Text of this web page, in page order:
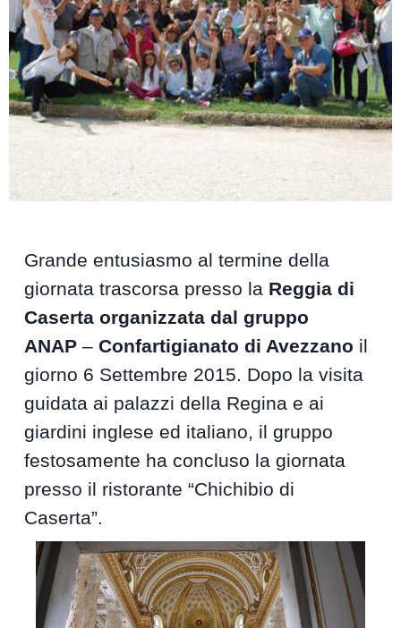
Grande entusiasmo al termine della
giornata trascorsa presso la Reggia di
Caserta organizzata dal gruppo
ANAP–Confartigianato di Avezzano il
giorno 6 Settembre 2015. Dopo la visita
guidata ai palazzi della Regina e ai
giardini inglese ed italiano, il gruppo
festosamente ha concluso la giornata
presso il ristorante “Chichibio di
Caserta”.